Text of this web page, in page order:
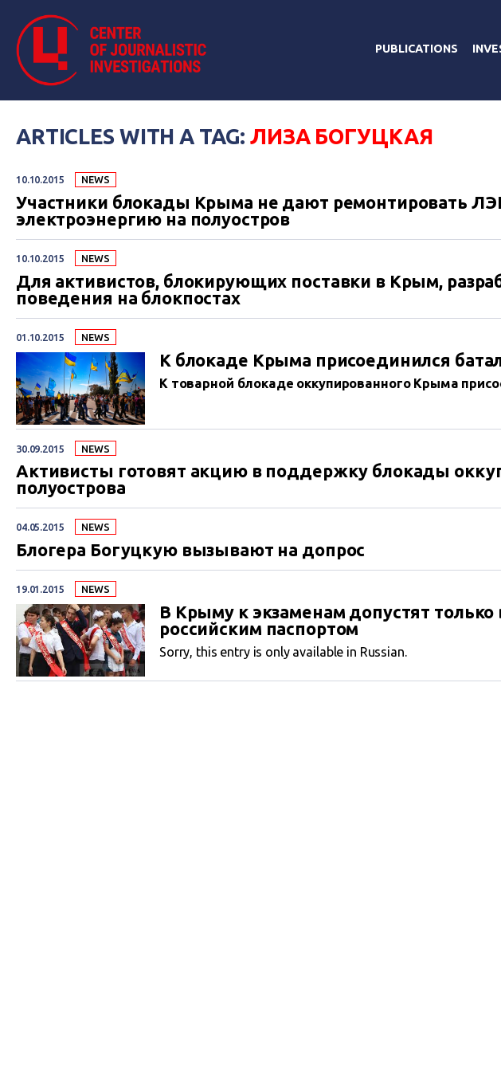
PUBLICATIONS
ARTICLES WITH A TAG:ЛИЗА БОГУЦКАЯ
10.10.2015 NEWS
Участники блокады Крыма не дают ремонтировать
электроэнергию на полуостров
10.10.2015 NEWS
Для активистов, блокирующих поставки в Крым,
поведения на блокпостах
01.10.2015 NEWS
К блокаде Крыма присоединился
К товарной блокаде оккупированного Крыма
30.09.2015 NEWS
Активисты готовят акцию в поддержку блокады
полуострова
04.05.2015 NEWS
Блогера Богуцкую вызывают на допрос
19.01.2015 NEWS
В Крыму к экзаменам допустят только
российским паспортом
Sorry, this entry is only available in Russian.